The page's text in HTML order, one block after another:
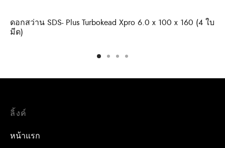
ดอกสว่าน SDS- Plus Turbokead Xpro 6.0 x 100 x 160 (4 ใบ
มีด)
ลิ้งค์
หน้าแรก